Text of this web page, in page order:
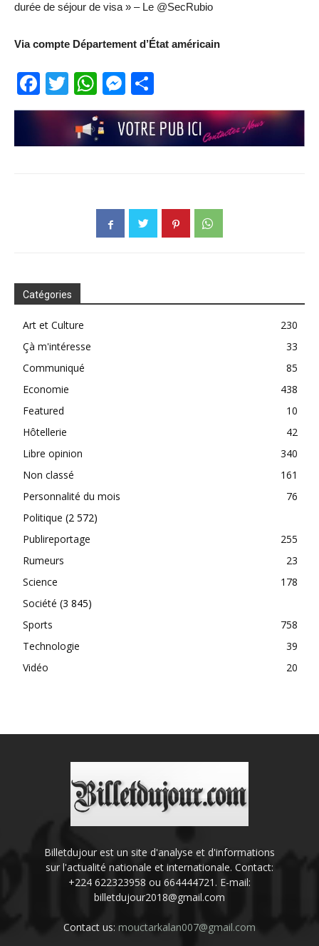
durée de séjour de visa » – Le @SecRubio
Via compte Département d’État américain
Facebook
TwitterWhatsApp
Messenger
Catégories
Art et Culture
230
Çà m'intéresse
33
Communiqué
85
Economie
438
Featured
10
Hôtellerie
42
Libre opinion
340
Non classé
161
Personnalité du mois
76
Politique (2 572)
Publireportage
255
Rumeurs
23
Science
178
Société (3 845)
Sports
758
Technologie
39
Vidéo
20
Billetdujour est un site d'analyse et d'informations
sur l'actualité nationale et internationale. Contact:
+224 622323958 ou 664444721. E-mail:
billetdujour2018@gmail.com
Contact us: mouctarkalan007@gmail.com